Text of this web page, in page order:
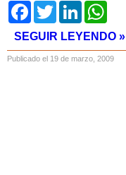
FacebookTwitter LinkedIn
SEGUIR LEYENDO »
Publicado el 19 de marzo, 2009